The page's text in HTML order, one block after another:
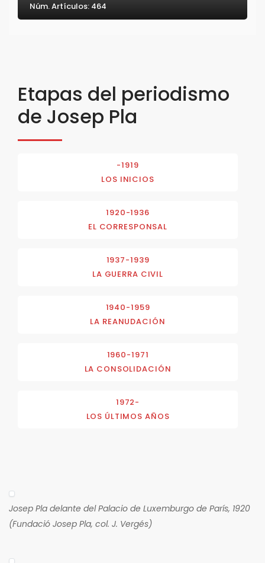
Núm. Artículos: 464
Etapas del periodismo
de Josep Pla
-1919
LOS INICIOS
1920-1936
EL CORRESPONSAL
1937-1939
LA GUERRA CIVIL
1940-1959
LA REANUDACIÓN
1960-1971
LA CONSOLIDACIÓN
1972-
LOS ÚLTIMOS AÑOS
Josep Pla delante del Palacio de Luxemburgo de París, 1920
(Fundació Josep Pla, col. J. Vergés)